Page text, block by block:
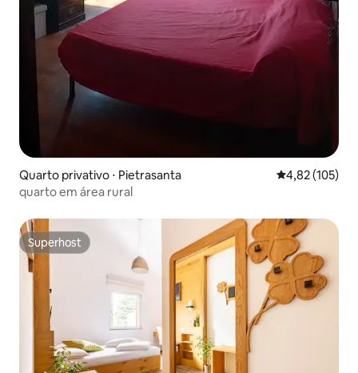
Quarto privativo ⋅ Pietrasanta 4,82 de uma
4,82 (105)
quarto em área rural
Superhost
Superhost